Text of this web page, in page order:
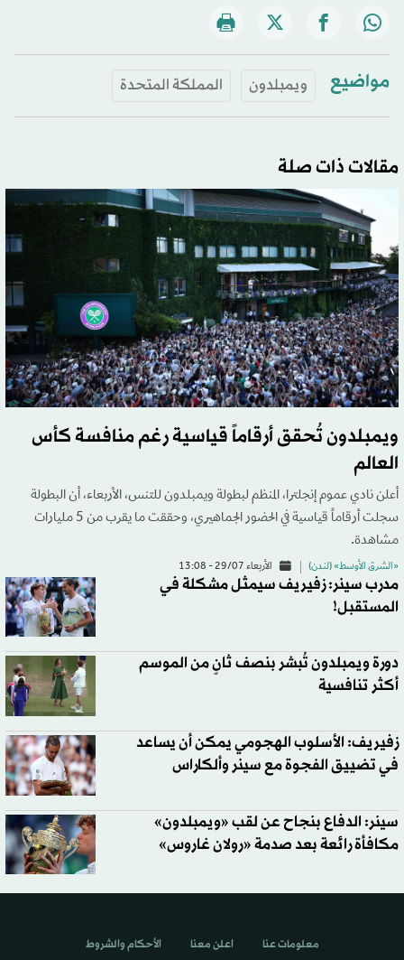
مواضيع ويمبلدون المملكة المتحدة
مقالات ذات صلة
ويمبلدون تُحقق أرقاماً قياسية رغم منافسة كأس
العالم
أعلن نادي عموم إنجلترا، المنظم لبطولة ويمبلدون للتنس، الأربعاء، أن البطولة
سجلت أرقاماً قياسية في الحضور الجماهيري، وحققت ما يقرب من 5 مليارات
مشاهدة.
«الشرق الأوسط» (لندن) الأربعاء 29/07 - 13:08
مدرب سينر: زفيريف سيمثل مشكلة في
المستقبل!
دورة ويمبلدون تُبشر بنصف ثانٍ من الموسم
أكثر تنافسية
زفيريف: الأسلوب الهجومي يمكن أن يساعد
في تضييق الفجوة مع سينر وألكاراس
سينر: الدفاع بنجاح عن لقب «ويمبلدون»
مكافأة رائعة بعد صدمة «رولان غاروس»
معلومات عنا اعلن معنا الأحكام والشروط